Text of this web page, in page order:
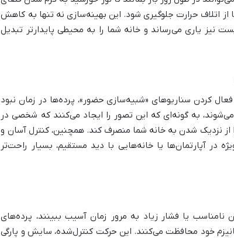
اتلاف حرارت جلوگیری شود. این بهینه‌سازی نه تنها به کاهش
نیز یاری می‌رساند و خانه شما را به محیطی پایدارتر تبدیل
کردن سناریوهای «شبیه‌سازی حضور»، پرده‌ها در زمان نبود
به گونه‌ای که این تصور را ایجاد می‌کنند که شخصی در
از نزدیک شدن به خانه شما منصرف کند. همچنین، کنترل آسان و
در آپارتمان‌ها یا خانه‌هایی با دید مستقیم، بسیار راحت‌تر
یا فشار زیاد به مرور زمان آسیب ببینند، پرده‌های
خود محافظت می‌کنند. این حرکت کنترل‌شده، سایش و پارگی